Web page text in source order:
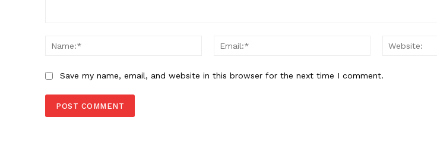
Name:*
Email:*
Save my name, email, and website in this browser for the next time I comment.